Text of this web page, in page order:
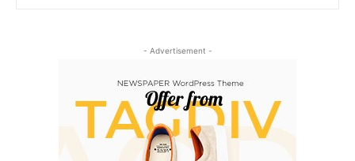
- Advertisement -